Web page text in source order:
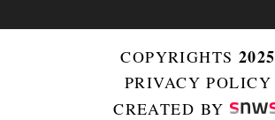
COPYRIGHTS 2025
PRIVACY POLICY
CREATED BY